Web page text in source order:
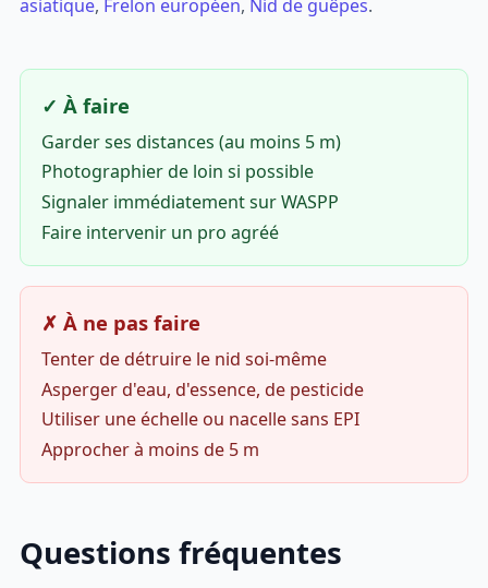
asiatique, Frelon européen, Nid de guêpes.
✓ À faire
Garder ses distances (au moins 5 m)
Photographier de loin si possible
Signaler immédiatement sur WASPP
Faire intervenir un pro agréé
✗ À ne pas faire
Tenter de détruire le nid soi-même
Asperger d'eau, d'essence, de pesticide
Utiliser une échelle ou nacelle sans EPI
Approcher à moins de 5 m
Questions fréquentes